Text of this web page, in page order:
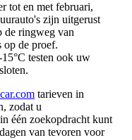
tot en met februari,
zijn uitgerust
de ringweg van
op de proef.
testen ook uw
tarieven in
zodat u
één zoekopdracht kunt
van tevoren voor